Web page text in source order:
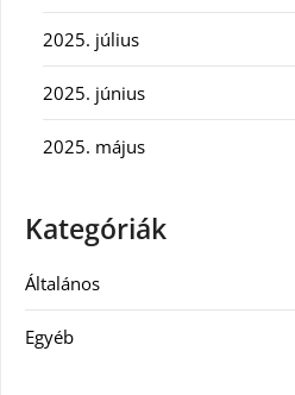
2025. július
2025. június
2025. május
Kategóriák
Általános
Egyéb